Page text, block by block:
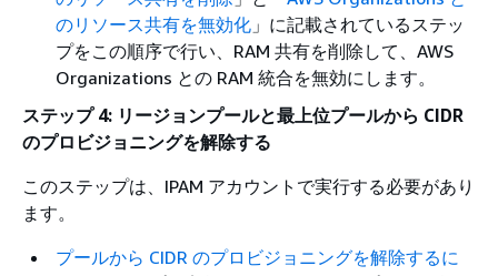
のリソース共有を無効化 」に記載されているステッ
プをこの順序で行い、RAM 共有を削除して、AWS
Organizations との RAM 統合を無効にします。
ステップ 4: リージョンプールと最上位プールから CIDR
のプロビジョニングを解除する
このステップは、IPAM アカウントで実行する必要があり
ます。
プールから CIDR のプロビジョニングを解除するに